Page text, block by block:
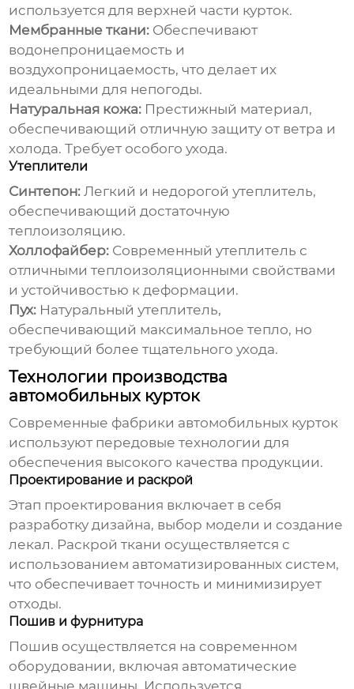
используется для верхней части курток.
Мембранные ткани: Обеспечивают
водонепроницаемость и
воздухопроницаемость, что делает их
идеальными для непогоды.
Натуральная кожа: Престижный материал,
обеспечивающий отличную защиту от ветра и
холода. Требует особого ухода.
Утеплители
Синтепон: Легкий и недорогой утеплитель,
обеспечивающий достаточную
теплоизоляцию.
Холлофайбер: Современный утеплитель с
отличными теплоизоляционными свойствами
и устойчивостью к деформации.
Пух: Натуральный утеплитель,
обеспечивающий максимальное тепло, но
требующий более тщательного ухода.
Технологии производства
автомобильных курток
Современные фабрики автомобильных курток
используют передовые технологии для
обеспечения высокого качества продукции.
Проектирование и раскрой
Этап проектирования включает в себя
разработку дизайна, выбор модели и создание
лекал. Раскрой ткани осуществляется с
использованием автоматизированных систем,
что обеспечивает точность и минимизирует
отходы.
Пошив и фурнитура
Пошив осуществляется на современном
оборудовании, включая автоматические